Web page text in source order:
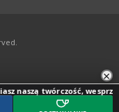
×
naszą twórczość, wesprzyj